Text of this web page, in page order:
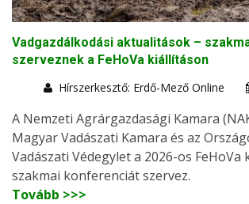
Vadgazdálkodási aktualitások –
szerveznek a FeHoVa kiállításon
Hírszerkesztő: Erdő-Mező Online
A Nemzeti Agrárgazdasági Kamara
Magyar Vadászati Kamara és az
Vadászati Védegylet a 2026-os FeHoVa
szakmai konferenciát szervez.
Tovább >>>